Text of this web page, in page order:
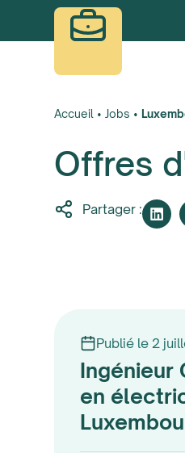
Accueil • Jobs •
Offres
Partager :
Publié le 2
Ingénieur
en